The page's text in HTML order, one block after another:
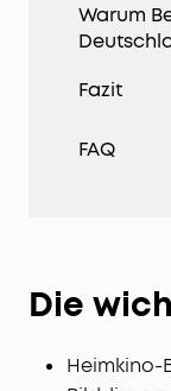
Warum
Fazit
FAQ
Die
Heimkino-